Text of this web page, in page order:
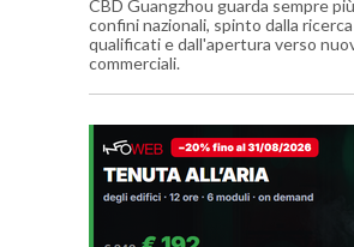
CBD Guangzhou guarda sempre
confini nazionali, spinto dalla
qualificati e dall'apertura verso
commerciali.